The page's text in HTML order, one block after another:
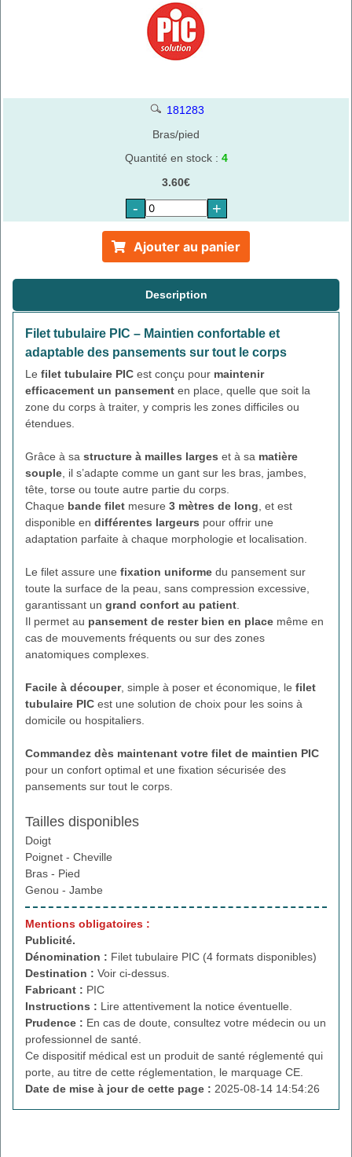
181283
Bras/pied
Quantité en stock : 4
3.60€
- +
Ajouter au panier
Description
Filet tubulaire PIC – Maintien confortable et
adaptable des pansements sur tout le corps
Le filet tubulaire PIC est conçu pour maintenir
efficacement un pansement en place, quelle que soit la
zone du corps à traiter, y compris les zones difficiles ou
étendues.
Grâce à sa structure à mailles larges et à sa matière
souple, il s’adapte comme un gant sur les bras, jambes,
tête, torse ou toute autre partie du corps.
Chaque bande filet mesure 3 mètres de long, et est
disponible en différentes largeurs pour offrir une
adaptation parfaite à chaque morphologie et localisation.
Le filet assure une fixation uniforme du pansement sur
toute la surface de la peau, sans compression excessive,
garantissant un grand confort au patient.
Il permet au pansement de rester bien en place même en
cas de mouvements fréquents ou sur des zones
anatomiques complexes.
Facile à découper, simple à poser et économique, le filet
tubulaire PIC est une solution de choix pour les soins à
domicile ou hospitaliers.
Commandez dès maintenant votre filet de maintien PIC
pour un confort optimal et une fixation sécurisée des
pansements sur tout le corps.
Tailles disponibles
Doigt
Poignet - Cheville
Bras - Pied
Genou - Jambe
Mentions obligatoires :
Publicité.
Dénomination : Filet tubulaire PIC (4 formats disponibles)
Destination : Voir ci-dessus.
Fabricant : PIC
Instructions : Lire attentivement la notice éventuelle.
Prudence : En cas de doute, consultez votre médecin ou un
professionnel de santé.
Ce dispositif médical est un produit de santé réglementé qui
porte, au titre de cette réglementation, le marquage CE.
Date de mise à jour de cette page : 2025-08-14 14:54:26